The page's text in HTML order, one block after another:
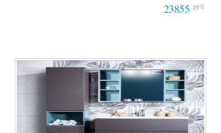
23855 руб